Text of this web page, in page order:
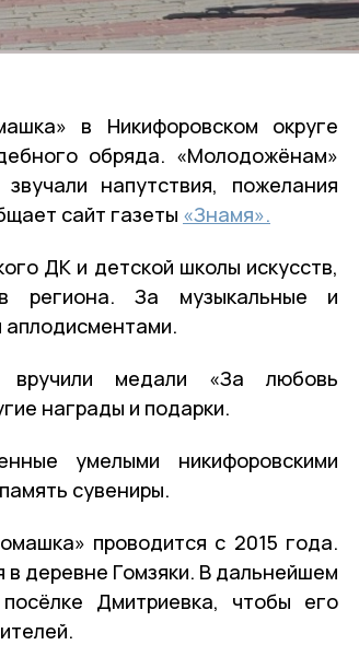
в Никифоровском округе
обряда. «Молодожёнам»
напутствия, пожелания
сайт газеты «Знамя».
ДК и детской школы искусств,
региона. За музыкальные и
аплодисментами.
вручили медали «За любовь
награды и подарки.
умелыми никифоровскими
сувениры.
проводится с 2015 года.
деревне Гомзяки. В дальнейшем
Дмитриевка, чтобы его